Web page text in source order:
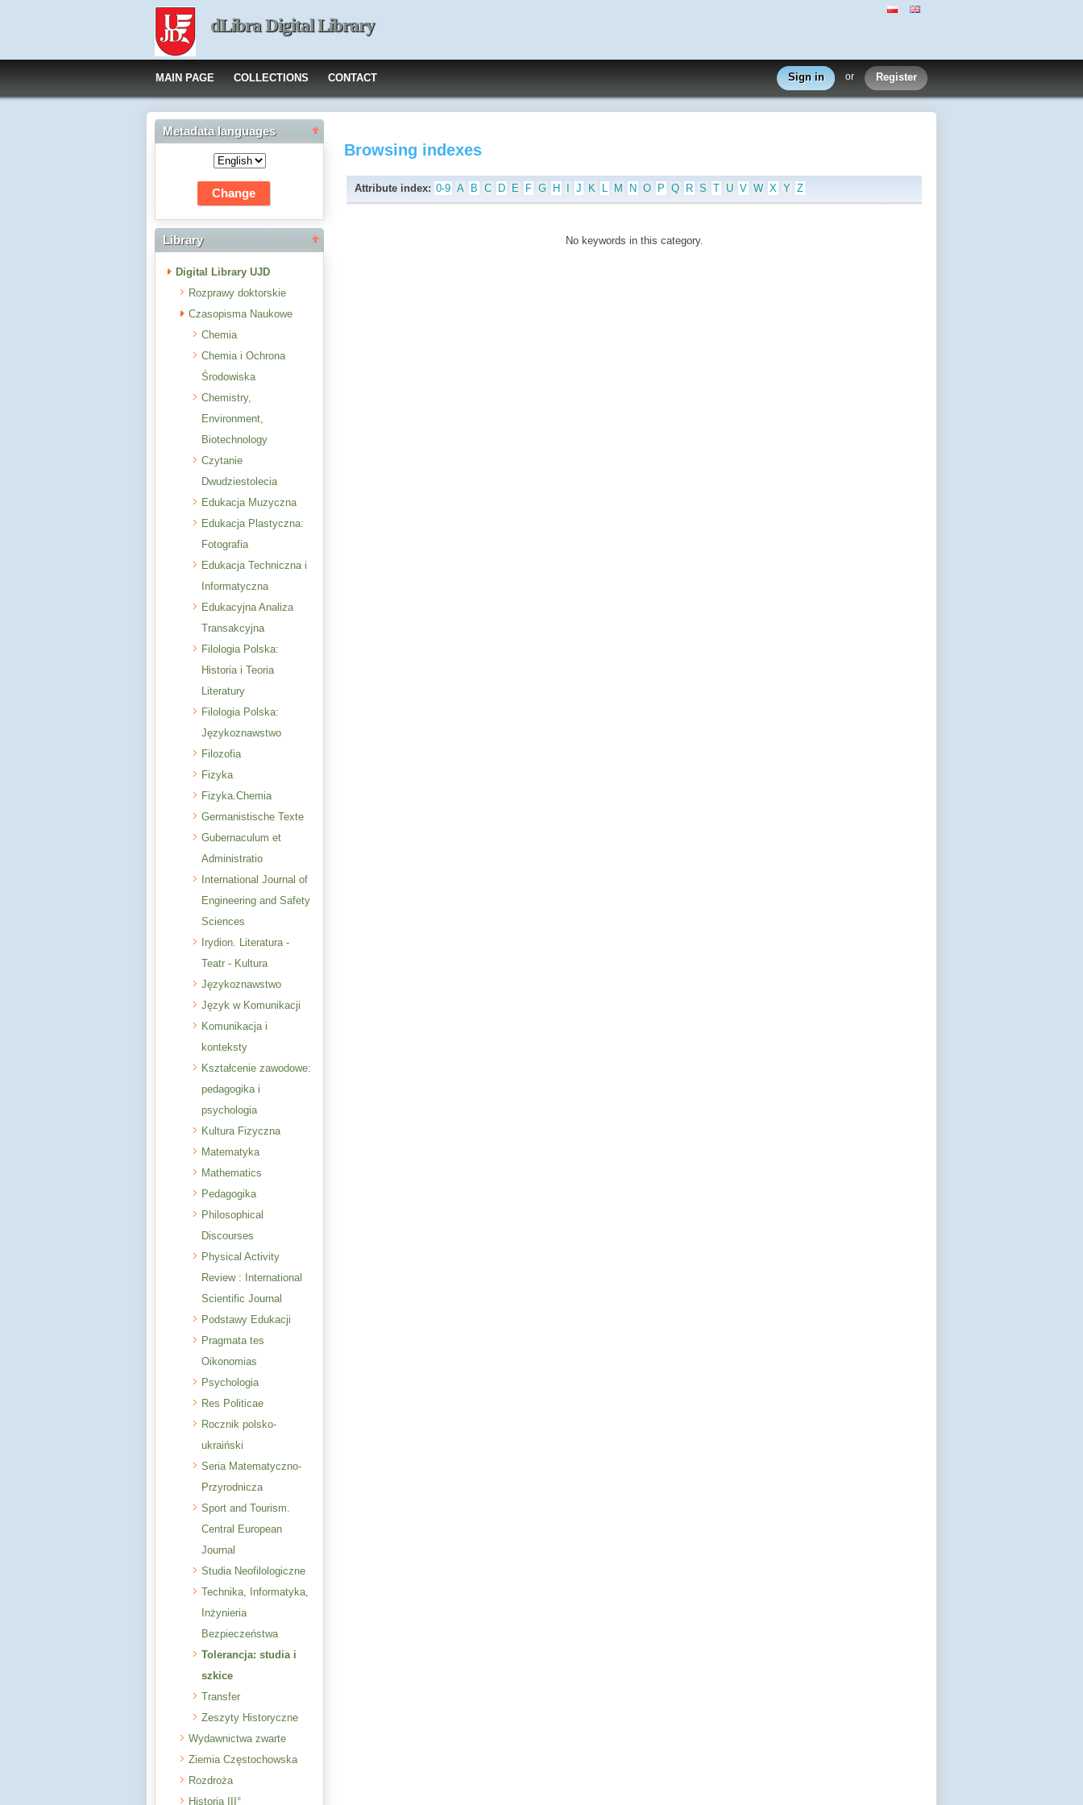
dLibra Digital Library
MAIN PAGE COLLECTIONS CONTACT Sign in or Register
Metadata languages
Library
Digital Library UJD
Rozprawy doktorskie
Czasopisma Naukowe
Chemia
Chemia i Ochrona
Środowiska
Chemistry,
Environment,
Biotechnology
Czytanie
Dwudziestolecia
Edukacja Muzyczna
Edukacja Plastyczna:
Fotografia
Edukacja Techniczna i
Informatyczna
Edukacyjna Analiza
Transakcyjna
Filologia Polska:
Historia i Teoria
Literatury
Filologia Polska:
Językoznawstwo
Filozofia
Fizyka
Fizyka.Chemia
Germanistische Texte
Gubernaculum et
Administratio
International Journal of
Engineering and Safety
Sciences
Irydion. Literatura -
Teatr - Kultura
Językoznawstwo
Język w Komunikacji
Komunikacja i
konteksty
Kształcenie zawodowe:
pedagogika i
psychologia
Kultura Fizyczna
Matematyka
Mathematics
Pedagogika
Philosophical
Discourses
Physical Activity
Review : International
Scientific Journal
Podstawy Edukacji
Pragmata tes
Oikonomias
Psychologia
Res Politicae
Rocznik polsko-
ukraiński
Seria Matematyczno-
Przyrodnicza
Sport and Tourism.
Central European
Journal
Studia Neofilologiczne
Technika, Informatyka,
Inżynieria
Bezpieczeństwa
Tolerancja: studia i
szkice
Transfer
Zeszyty Historyczne
Wydawnictwa zwarte
Ziemia Częstochowska
Rozdroża
Historia III°
Browsing indexes
Attribute index: 0-9 A B C D E F G H J K L M N O P Q R S T U V W X Y Z
No keywords in this category.